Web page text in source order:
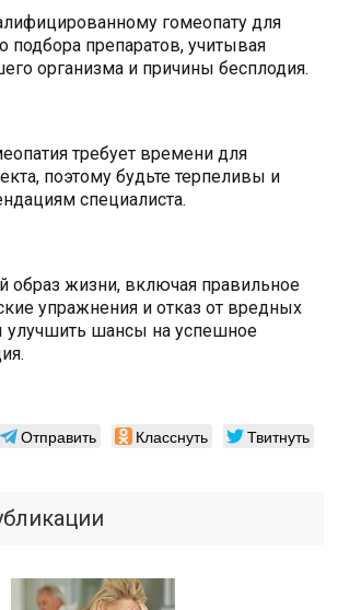
гомеопату для
подбора препаратов, учитывая
организма и причины бесплодия.
требует времени для
поэтому будьте терпеливы и
специалиста.
образ жизни, включая правильное
упражнения и отказ от вредных
улучшить шансы на успешное
Отправить Класснуть Твитнуть